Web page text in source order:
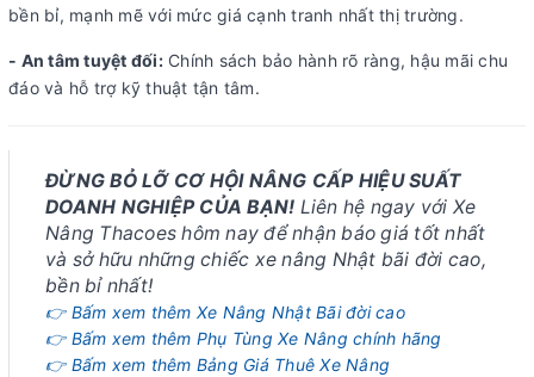
bền bỉ, mạnh mẽ với mức giá cạnh tranh nhất thị trường.
- An tâm tuyệt đối:Chính sách bảo hành rõ ràng, hậu mãi chu
đáo và hỗ trợ kỹ thuật tận tâm.
ĐỪNG BỎ LỠ CƠ HỘI NÂNG CẤP HIỆU SUẤT
DOANH NGHIỆP CỦA BẠN! Liên hệ ngay với Xe
Nâng Thacoes hôm nay để nhận báo giá tốt nhất
và sở hữu những chiếc xe nâng Nhật bãi đời cao,
bền bỉ nhất!
👉 Bấm xem thêm Xe Nâng Nhật Bãi đời cao
👉 Bấm xem thêm Phụ Tùng Xe Nâng chính hãng
👉 Bấm xem thêm Bảng Giá Thuê Xe Nâng